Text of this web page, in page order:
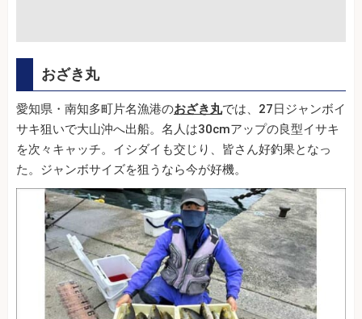
おざき丸
愛知県・南知多町片名漁港のおざき丸では、27日ジャンボイ
サキ狙いで大山沖へ出船。名人は30cmアップの良型イサキ
を次々キャッチ。イシダイも交じり、皆さん好釣果となっ
た。ジャンボサイズを狙うなら今が好機。